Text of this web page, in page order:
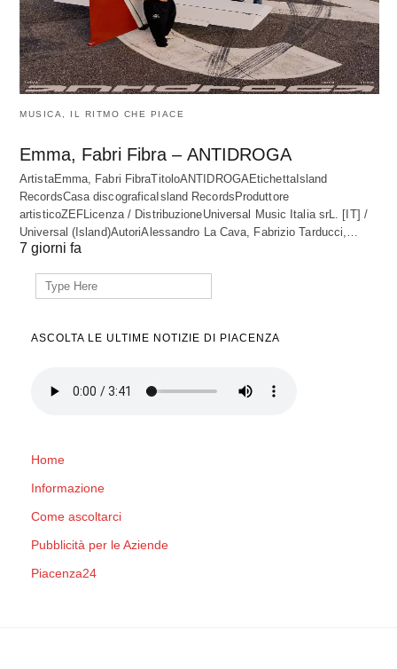
MUSICA, IL RITMO CHE PIACE
Emma, Fabri Fibra – ANTIDROGA
ArtistaEmma, Fabri FibraTitoloANTIDROGAEtichettaIsland
RecordsCasa discograficaIsland RecordsProduttore
artisticoZEFLicenza / DistribuzioneUniversal Music Italia srL. [IT] /
Universal (Island)AutoriAlessandro La Cava, Fabrizio Tarducci,…
7 giorni fa
Search
for:
ASCOLTA LE ULTIME NOTIZIE DI PIACENZA
Home
Informazione
Come ascoltarci
Pubblicità per le Aziende
Piacenza24